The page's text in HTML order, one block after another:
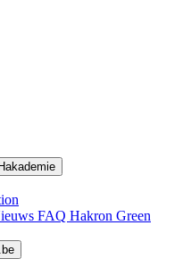
Hakademie
FAQ Hakron Green